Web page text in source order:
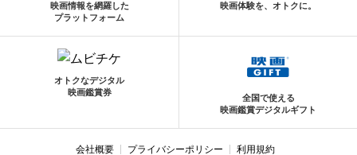
映画情報を網羅した
プラットフォーム
映画体験を、オトクに。
オトクなデジタル
映画鑑賞券
全国で使える
映画鑑賞デジタルギフト
会社概要 プライバシーポリシー 利用規約